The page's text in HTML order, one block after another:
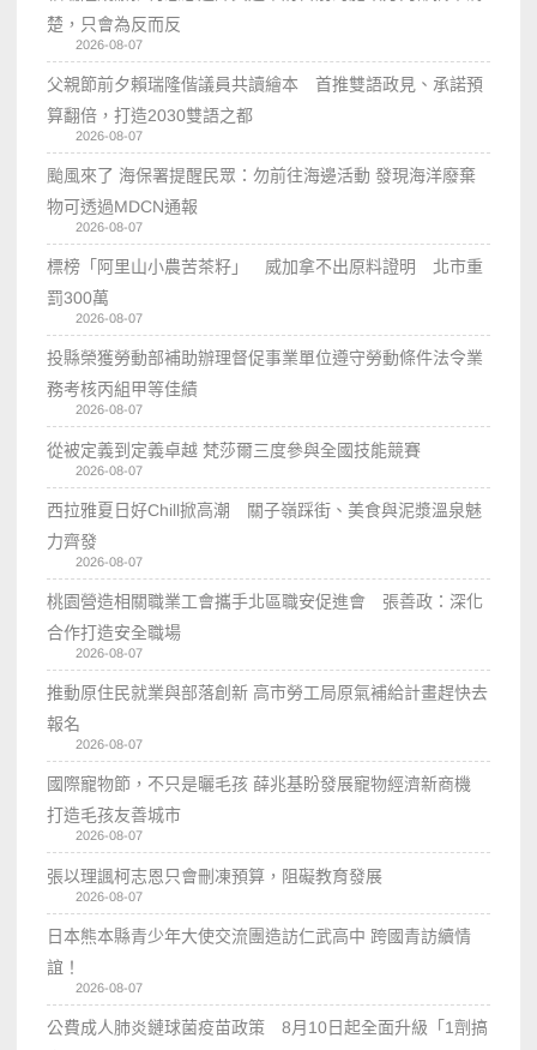
楚，只會為反而反
2026-08-07
父親節前夕賴瑞隆偕議員共讀繪本 首推雙語政見、承諾預
算翻倍，打造2030雙語之都
2026-08-07
颱風來了 海保署提醒民眾：勿前往海邊活動 發現海洋廢棄
物可透過MDCN通報
2026-08-07
標榜「阿里山小農苦茶籽」 威加拿不出原料證明 北市重
罰300萬
2026-08-07
投縣榮獲勞動部補助辦理督促事業單位遵守勞動條件法令業
務考核丙組甲等佳績
2026-08-07
從被定義到定義卓越 梵莎爾三度參與全國技能競賽
2026-08-07
西拉雅夏日好Chill掀高潮 關子嶺踩街、美食與泥漿溫泉魅
力齊發
2026-08-07
桃園營造相關職業工會攜手北區職安促進會 張善政：深化
合作打造安全職場
2026-08-07
推動原住民就業與部落創新 高市勞工局原氣補給計畫趕快去
報名
2026-08-07
國際寵物節，不只是曬毛孩 薛兆基盼發展寵物經濟新商機
打造毛孩友善城市
2026-08-07
張以理諷柯志恩只會刪凍預算，阻礙教育發展
2026-08-07
日本熊本縣青少年大使交流團造訪仁武高中 跨國青訪續情
誼！
2026-08-07
公費成人肺炎鏈球菌疫苗政策 8月10日起全面升級「1劑搞